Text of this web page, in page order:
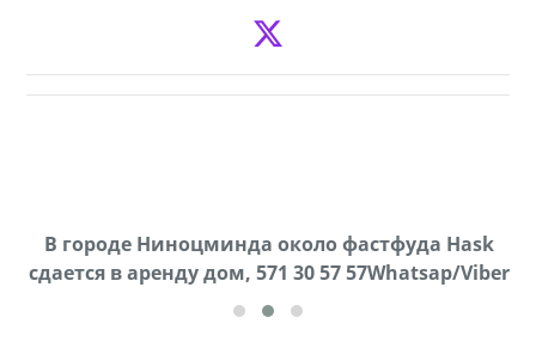
В городе Ниноцминда около фастфуда Hask
cдается в аренду дом, 571 30 57 57Whatsap/Viber
Продается машина марки Prado,571 30 57
57Whatsap/Viber